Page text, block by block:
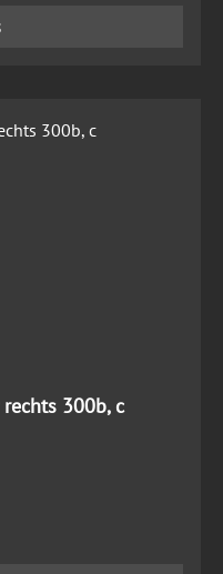
300b, c